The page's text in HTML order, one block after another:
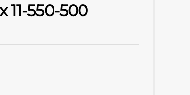
550-500